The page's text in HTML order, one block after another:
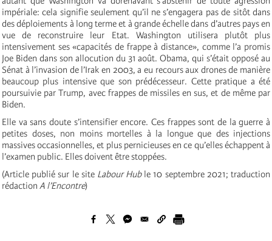
impériale: cela signifie seulement qu’il ne s’engagera pas de sitôt dans
des déploiements à long terme et à grande échelle dans d’autres pays en
vue de reconstruire leur Etat. Washington utilisera plutôt plus
intensivement ses «capacités de frappe à distance», comme l’a promis
Joe Biden dans son allocution du 31 août. Obama, qui s’était opposé au
Sénat à l’invasion de l’Irak en 2003, a eu recours aux drones de manière
beaucoup plus intensive que son prédécesseur. Cette pratique a été
poursuivie par Trump, avec frappes de missiles en sus, et de même par
Biden.
Elle va sans doute s’intensifier encore. Ces frappes sont de la guerre à
petites doses, non moins mortelles à la longue que des injections
massives occasionnelles, et plus pernicieuses en ce qu’elles échappent à
l’examen public. Elles doivent être stoppées.
(Article publié sur le site Labour Huble 10 septembre 2021; traduction
rédaction A l’Encontre)